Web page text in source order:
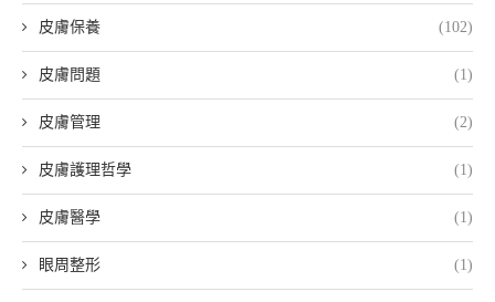
皮膚保養 (102)
皮膚問題 (1)
皮膚管理 (2)
皮膚護理哲學 (1)
皮膚醫學 (1)
眼周整形 (1)